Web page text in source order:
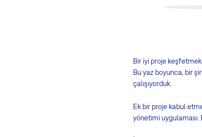
Bir iyi proje
Bu yaz boyunca, bir
çalışıyorduk.
Ek bir proje kabul
yönetimi